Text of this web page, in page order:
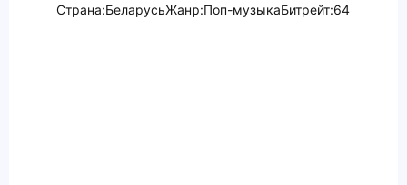
Страна:БеларусьЖанр:Поп-музыкаБитрейт:64